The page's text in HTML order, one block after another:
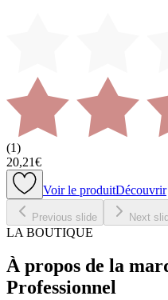
(1)
20,21€
Voir le produitDécouvrir
Previous slide Next
LA BOUTIQUE
À propos de la
Professionnel